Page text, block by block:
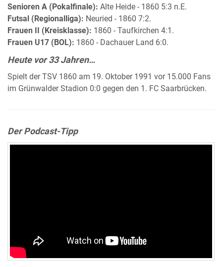
Senioren A (Pokalfinale): Alte Heide - 1860 5:3 n.E.
Futsal (Regionalliga): Neuried - 1860 7:2.
Frauen II (Kreisklasse): 1860 - Taufkirchen 4:1.
Frauen U17 (BOL): 1860 - Dachauer Land 6:0.
Heute vor 33 Jahren…
Spielt der TSV 1860 am 19. Oktober 1991 vor 15.000 Fans
im Grünwalder Stadion 0:0 gegen den 1. FC Saarbrücken.
Der Podcast-Tipp